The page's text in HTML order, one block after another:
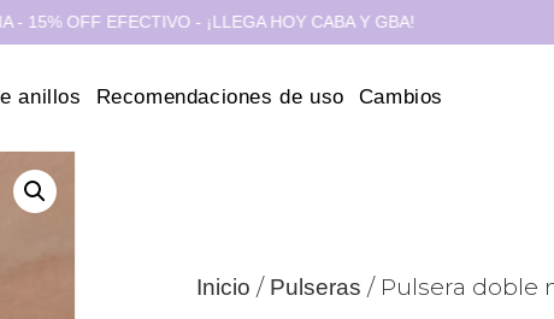
EFECTIVO - ¡LLEGA HOY CABA Y GBA! 3
anillos Recomendaciones de uso Cambios
Inicio / Pulseras / Pulsera doble